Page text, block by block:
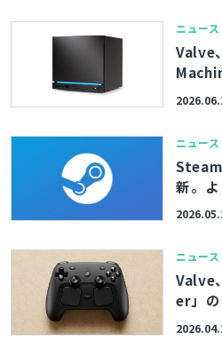
ニュース
Valve
新型
ニュース
新。
類の
ニュース
Valve
er」
表。